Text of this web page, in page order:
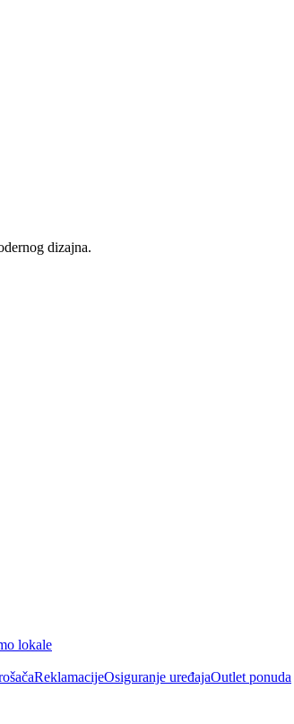
dizajna.
lokale
ReklamacijeOsiguranje uređajaOutlet ponuda